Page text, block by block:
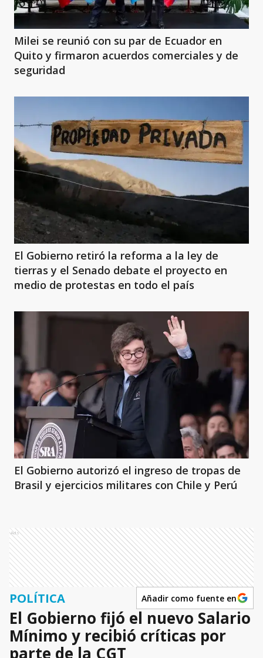
Milei se reunió con su par de Ecuador en
Quito y firmaron acuerdos comerciales y de
seguridad
El Gobierno retiró la reforma a la ley de
tierras y el Senado debate el proyecto en
medio de protestas en todo el país
El Gobierno autorizó el ingreso de tropas de
Brasil y ejercicios militares con Chile y Perú
Ads
POLÍTICA Añadir como fuente en
El Gobierno fijó el nuevo Salario
Mínimo y recibió críticas por
parte de la CGT